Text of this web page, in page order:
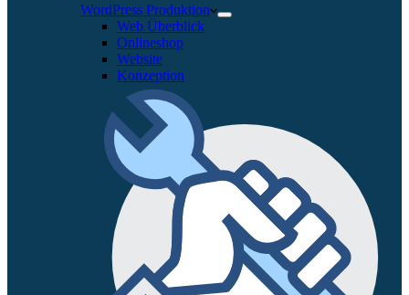
WordPress Produktion
Web Überblick
Onlineshop
Website
Konzeption